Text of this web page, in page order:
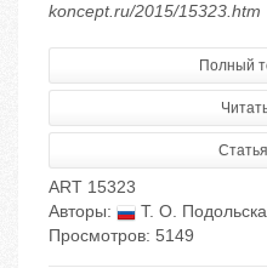
koncept.ru/2015/15323.htm
Полный
ART 15323
Авторы:
Т. О.
Просмотров: 5149